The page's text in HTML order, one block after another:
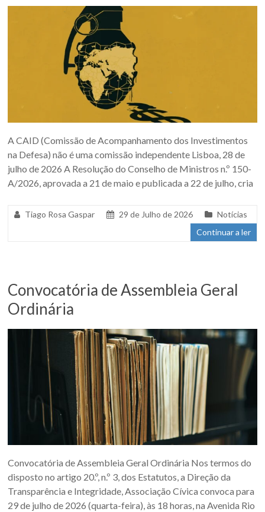
A CAID (Comissão de Acompanhamento dos Investimentos
na Defesa) não é uma comissão independente Lisboa, 28 de
julho de 2026 A Resolução do Conselho de Ministros n.º 150-
A/2026, aprovada a 21 de maio e publicada a 22 de julho, cria
Tiago Rosa Gaspar 29 de Julho de 2026
Notícias
Continuar a ler
Convocatória de Assembleia Geral
Ordinária
Convocatória de Assembleia Geral Ordinária Nos termos do
disposto no artigo 20.º, n.º 3, dos Estatutos, a Direção da
Transparência e Integridade, Associação Cívica convoca para
29 de julho de 2026 (quarta-feira), às 18 horas, na Avenida Rio